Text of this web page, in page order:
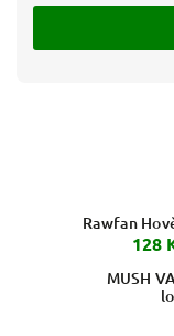
Rawfan
128
MUSH